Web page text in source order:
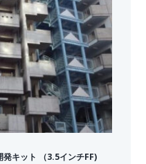
キット （3.5インチFF)